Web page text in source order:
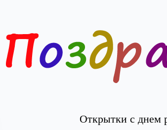
Открытки с днем